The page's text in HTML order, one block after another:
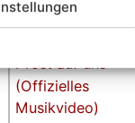
Musikvideos